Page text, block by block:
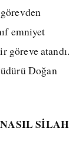
emniyet
göreve atandı.
Doğan
SİLAH